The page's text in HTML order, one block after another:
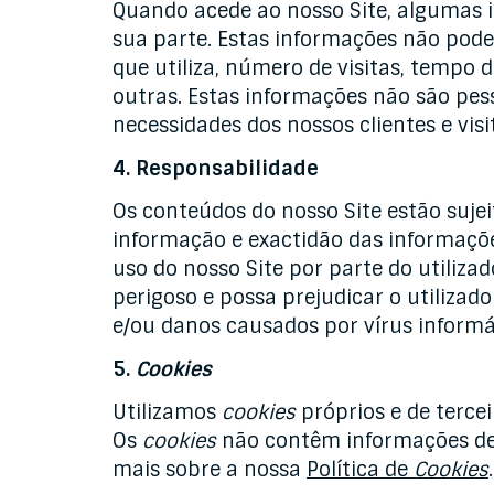
Quando acede ao nosso Site,
sua parte. Estas informações não
que utiliza, número de visitas, tempo
outras. Estas informações não são
necessidades dos nossos clientes e
4. Responsabilidade
Os conteúdos do nosso Site estão
informação e exactidão das
uso do nosso Site por parte do
perigoso e possa prejudicar o
e/ou danos causados por vírus
5. Cookies
Utilizamos cookiespróprios e de
Os cookiesnão contêm informações
mais sobre a nossa Política de Cookies.